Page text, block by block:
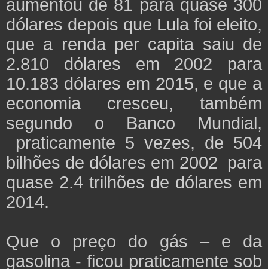
aumentou de 81 para quase 300
dólares depois que Lula foi eleito,
que a renda per capita saiu de
2.810 dólares em 2002 para
10.183 dólares em 2015, e que a
economia cresceu, também
segundo o Banco Mundial,
praticamente 5 vezes, de 504
bilhões de dólares em 2002 para
quase 2.4 trilhões de dólares em
2014.
Que o preço do gás – e da
gasolina - ficou praticamente sob